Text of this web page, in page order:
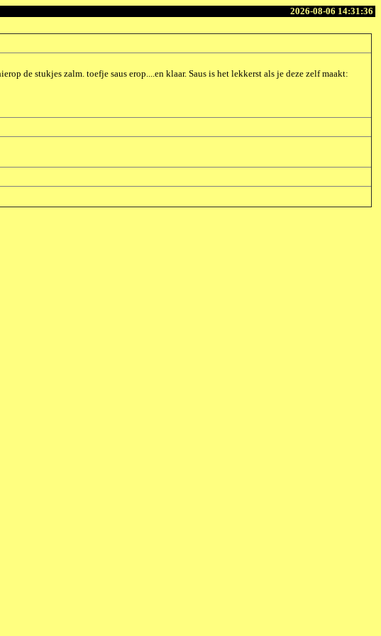
2026-08-06 14:31:36
de stukjes zalm. toefje saus erop....en klaar. Saus is het lekkerst als je deze zelf maakt: